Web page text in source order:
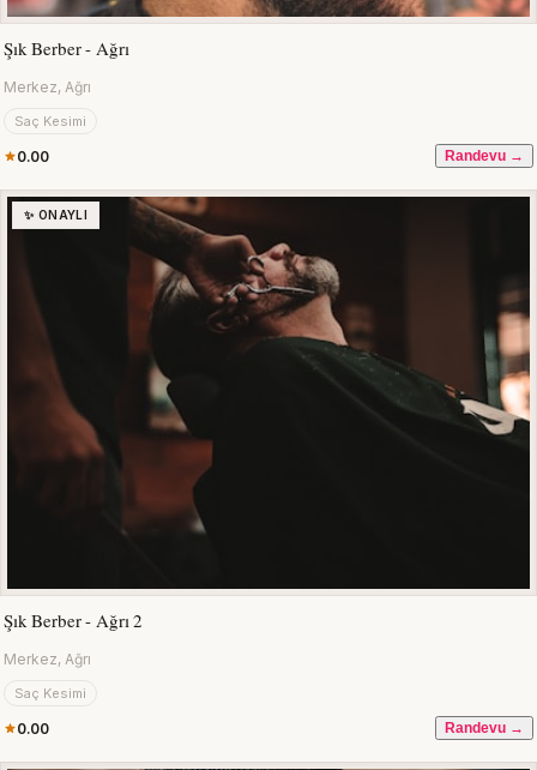
Şık Berber - Ağrı
Merkez, Ağrı
Saç Kesimi
0.00 Randevu →
✨ ONAYLI
Şık Berber - Ağrı 2
Merkez, Ağrı
Saç Kesimi
0.00 Randevu →